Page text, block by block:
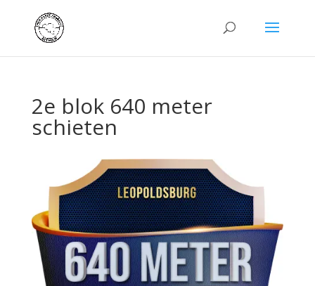
2e blok 640 meter
schieten